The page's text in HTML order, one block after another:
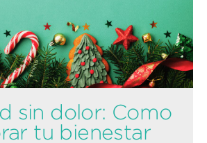
sin dolor: Como
tu bienestar